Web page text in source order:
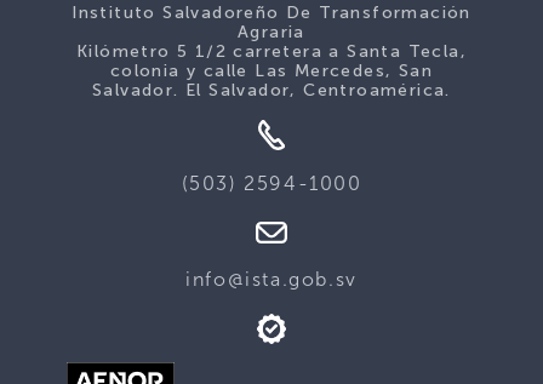
Instituto Salvadoreño De Transformación
Agraria
Kilómetro 5 1/2 carretera a Santa Tecla,
colonia y calle Las Mercedes, San
Salvador. El Salvador, Centroamérica.
(503) 2594-1000
info@ista.gob.sv